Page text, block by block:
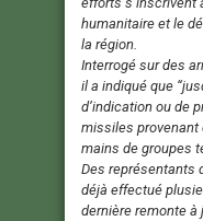
humanitaire et le
la région.
Interrogé sur des
il a indiqué que
d’indication ou de
missiles provenant
mains de groupes
Des représentants
déjà effectué
dernière remonte à